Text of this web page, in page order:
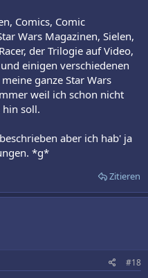
Comics, Comic
Wars Magazinen, Sielen,
der Trilogie auf Video,
einigen verschiedenen
ganze Star Wars
weil ich schon nicht
hin soll.
aber ich hab' ja
*g*
Zitieren
#18